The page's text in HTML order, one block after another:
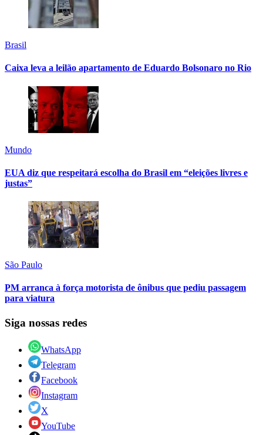
Brasil
Caixa leva a leilão apartamento de Eduardo Bolsonaro no Rio
Mundo
EUA diz que respeitará escolha do Brasil em “eleições livres e
justas”
São Paulo
PM arranca à força motorista de ônibus que pediu passagem
para viatura
Siga nossas redes
WhatsApp
Telegram
Facebook
Instagram
X
YouTube